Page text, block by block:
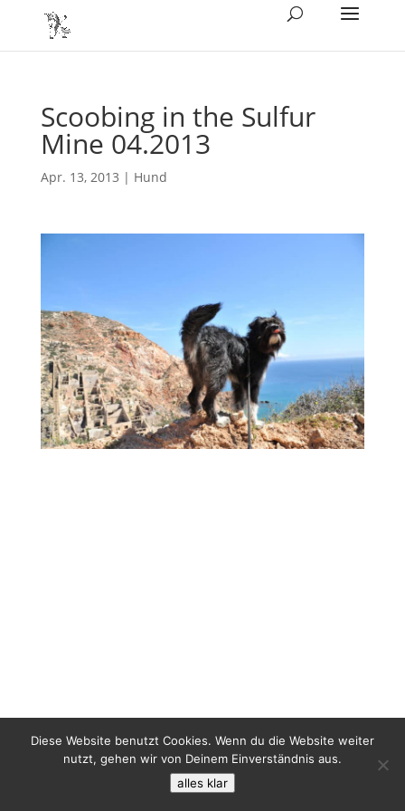
Scoobing in the Sulfur
Mine 04.2013
Apr. 13, 2013 | Hund
Diese Website benutzt Cookies. Wenn du die Website weiter
nutzt, gehen wir von Deinem Einverständnis aus.
alles klar